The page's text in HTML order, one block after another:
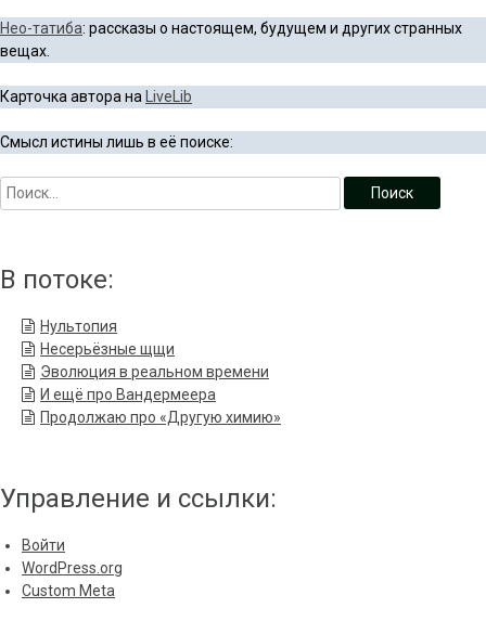
Нео-татиба: рассказы о настоящем, будущем и других странных
вещах.
Карточка автора на LiveLib
Смысл истины лишь в её поиске:
В потоке:
Нультопия
Несерьёзные щщи
Эволюция в реальном времени
И ещё про Вандермеера
Продолжаю про «Другую химию»
Управление и ссылки:
Войти
WordPress.org
Custom Meta